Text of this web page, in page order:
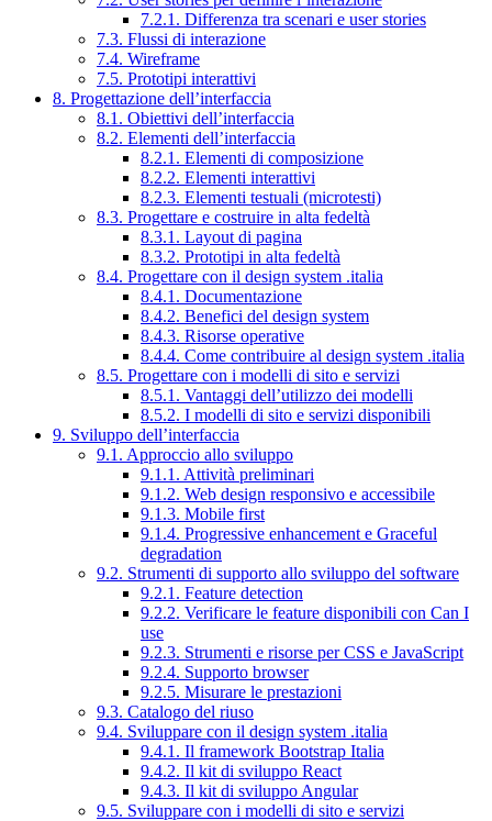
7.2.1. Differenza tra scenari e user stories
7.3. Flussi di interazione
7.4. Wireframe
7.5. Prototipi interattivi
8. Progettazione dell’interfaccia
8.1. Obiettivi dell’interfaccia
8.2. Elementi dell’interfaccia
8.2.1. Elementi di composizione
8.2.2. Elementi interattivi
8.2.3. Elementi testuali (microtesti)
8.3. Progettare e costruire in alta fedeltà
8.3.1. Layout di pagina
8.3.2. Prototipi in alta fedeltà
8.4. Progettare con il design system .italia
8.4.1. Documentazione
8.4.2. Benefici del design system
8.4.3. Risorse operative
8.4.4. Come contribuire al design system .italia
8.5. Progettare con i modelli di sito e servizi
8.5.1. Vantaggi dell’utilizzo dei modelli
8.5.2. I modelli di sito e servizi disponibili
9. Sviluppo dell’interfaccia
9.1. Approccio allo sviluppo
9.1.1. Attività preliminari
9.1.2. Web design responsivo e accessibile
9.1.3. Mobile first
9.1.4. Progressive enhancement e Graceful
degradation
9.2. Strumenti di supporto allo sviluppo del software
9.2.1. Feature detection
9.2.2. Verificare le feature disponibili con Can I
use
9.2.3. Strumenti e risorse per CSS e JavaScript
9.2.4. Supporto browser
9.2.5. Misurare le prestazioni
9.3. Catalogo del riuso
9.4. Sviluppare con il design system .italia
9.4.1. Il framework Bootstrap Italia
9.4.2. Il kit di sviluppo React
9.4.3. Il kit di sviluppo Angular
9.5. Sviluppare con i modelli di sito e servizi